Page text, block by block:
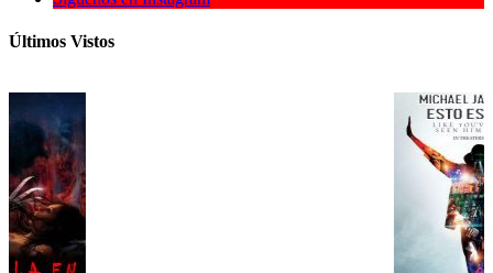
Últimos Vistos